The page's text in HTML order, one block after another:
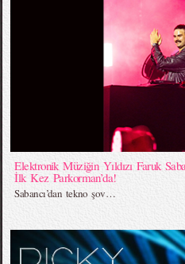
Elektronik Müziğin Yıldızı Faruk
İlk Kez Parkorman’da!
Sabancı’dan tekno şov…